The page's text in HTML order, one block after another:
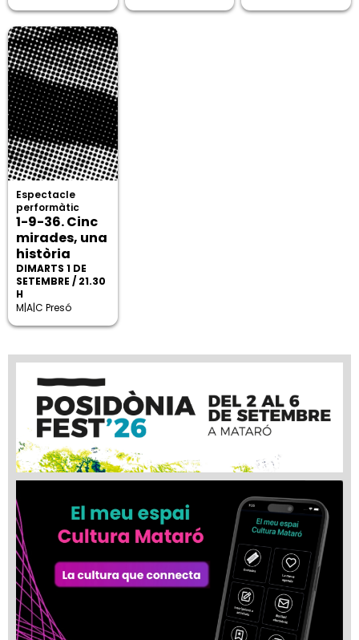
Espectacle
performàtic
1-9-36. Cinc
mirades, una
història
DIMARTS 1 DE
SETEMBRE / 21.30
H
M|A|C Presó